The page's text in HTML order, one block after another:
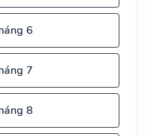
6
7
8